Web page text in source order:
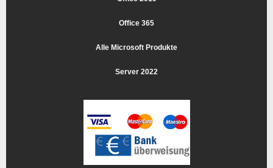
Office 365
Alle Microsoft Produkte
Server 2022